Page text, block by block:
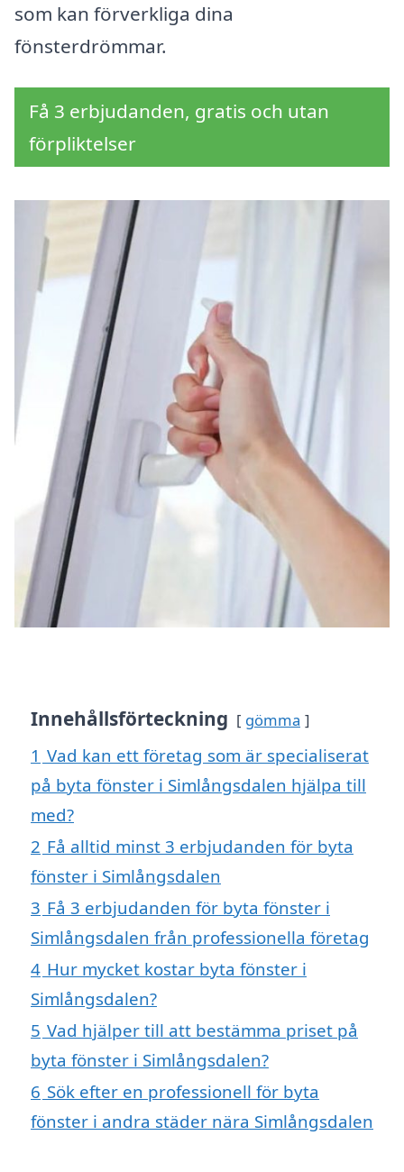
som kan förverkliga dina
fönsterdrömmar.
Få 3 erbjudanden, gratis och utan
förpliktelser
Innehållsförteckning gömma
1 Vad kan ett företag som är specialiserat
på byta fönster i Simlångsdalen hjälpa till
med?
2 Få alltid minst 3 erbjudanden för byta
fönster i Simlångsdalen
3 Få 3 erbjudanden för byta fönster i
Simlångsdalen från professionella företag
4 Hur mycket kostar byta fönster i
Simlångsdalen?
5 Vad hjälper till att bestämma priset på
byta fönster i Simlångsdalen?
6 Sök efter en professionell för byta
fönster i andra städer nära Simlångsdalen